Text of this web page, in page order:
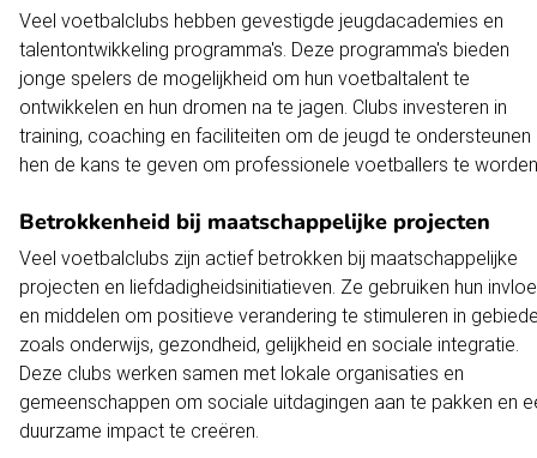
Veel voetbalclubs hebben gevestigde jeugdacademies en
talentontwikkeling programma's. Deze programma's bieden
jonge spelers de mogelijkheid om hun voetbaltalent te
ontwikkelen en hun dromen na te jagen. Clubs investeren in
training, coaching en faciliteiten om de jeugd te ondersteunen
hen de kans te geven om professionele voetballers te
Betrokkenheid bij maatschappelijke projecten
Veel voetbalclubs zijn actief betrokken bij maatschappelijke
projecten en liefdadigheidsinitiatieven. Ze gebruiken hun
en middelen om positieve verandering te stimuleren in
zoals onderwijs, gezondheid, gelijkheid en sociale integratie.
Deze clubs werken samen met lokale organisaties en
gemeenschappen om sociale uitdagingen aan te pakken en
duurzame impact te creëren.